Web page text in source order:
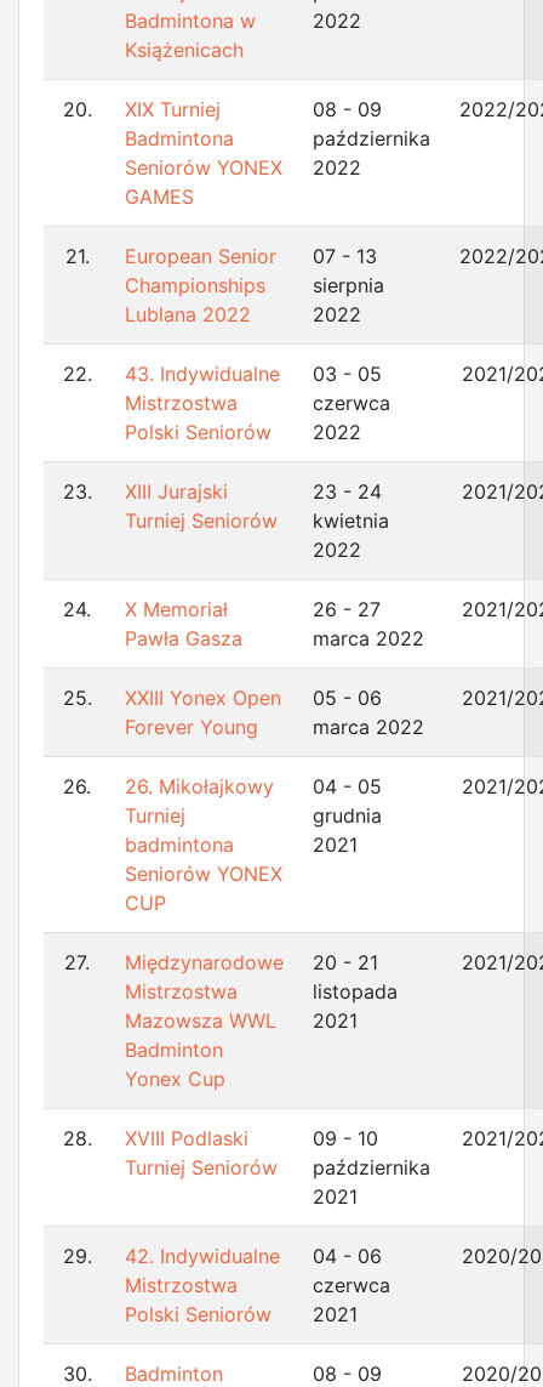
Badmintona w
Książenicach
2022
20.
XIX Turniej
Badmintona
Seniorów YONEX
GAMES
08 - 09
października
2022
2022/
21.
European Senior
Championships
Lublana 2022
07 - 13
sierpnia
2022
2022/
22.
43. Indywidualne
Mistrzostwa
Polski Seniorów
03 - 05
czerwca
2022
2021/
23.
XIII Jurajski
Turniej Seniorów
23 - 24
kwietnia
2022
2021/
24.
X Memoriał
Pawła Gasza
26 - 27
marca 2022
2021/
25.
XXIII Yonex Open
Forever Young
05 - 06
marca 2022
2021/
26.
26. Mikołajkowy
Turniej
badmintona
Seniorów YONEX
CUP
04 - 05
grudnia
2021
2021/
27.
Międzynarodowe
Mistrzostwa
Mazowsza WWL
Badminton
Yonex Cup
20 - 21
listopada
2021
2021/
28.
XVIII Podlaski
Turniej Seniorów
09 - 10
października
2021
2021/
29.
42. Indywidualne
Mistrzostwa
Polski Seniorów
04 - 06
czerwca
2021
2020/
30.
Badminton
08 - 09
2020/